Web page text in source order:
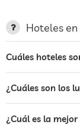
Hoteles
Cuáles hoteles
¿Cuáles son los
¿Cuál es la